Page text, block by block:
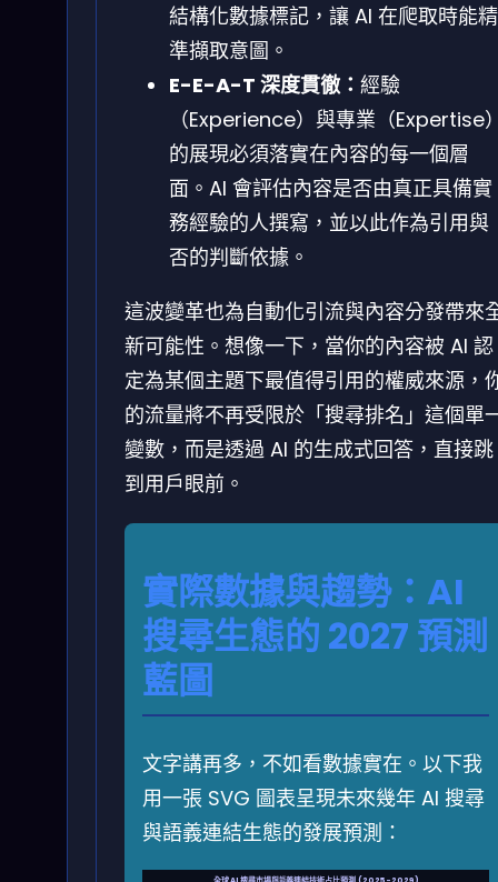
結構化數據標記，讓 AI 在爬取時能精
準擷取意圖。
E-E-A-T 深度貫徹： 經驗
（Experience）與專業（Expertise
的展現必須落實在內容的每一個層
面。AI 會評估內容是否由真正具備實
務經驗的人撰寫，並以此作為引用與
否的判斷依據。
這波變革也為自動化引流與內容分發帶來
新可能性。想像一下，當你的內容被 AI 認
定為某個主題下最值得引用的權威來源，
的流量將不再受限於「搜尋排名」這個單
變數，而是透過 AI 的生成式回答，直接跳
到用戶眼前。
實際數據與趨勢：AI
搜尋生態的 2027 預測
藍圖
文字講再多，不如看數據實在。以下我
用一張 SVG 圖表呈現未來幾年 AI 搜尋
與語義連結生態的發展預測：
全球 AI 搜尋市場與語義連結技術占比預測 (2025-2029)